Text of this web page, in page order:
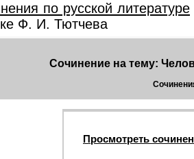
по русской литературе
Ф. И. Тютчева
Сочинение на тему:
Просмотреть